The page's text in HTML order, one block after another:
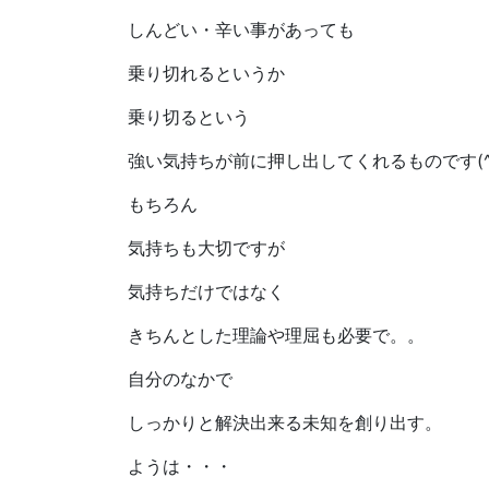
しんどい・辛い事があっても
乗り切れるというか
乗り切るという
強い気持ちが前に押し出してくれるものです
もちろん
気持ちも大切ですが
気持ちだけではなく
きちんとした理論や理屈も必要で。。
自分のなかで
しっかりと解決出来る未知を創り出す。
ようは・・・